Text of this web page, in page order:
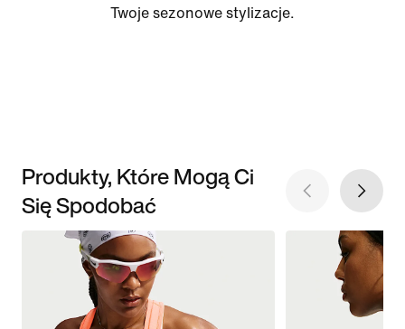
Twoje sezonowe stylizacje.
Produkty, Które Mogą Ci
Się Spodobać